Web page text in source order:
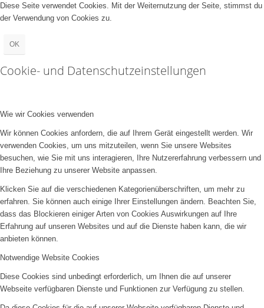
Diese Seite verwendet Cookies. Mit der Weiternutzung der Seite, stimmst du
der Verwendung von Cookies zu.
OK
Cookie- und Datenschutzeinstellungen
Wie wir Cookies verwenden
Wir können Cookies anfordern, die auf Ihrem Gerät eingestellt werden. Wir
verwenden Cookies, um uns mitzuteilen, wenn Sie unsere Websites
besuchen, wie Sie mit uns interagieren, Ihre Nutzererfahrung verbessern und
Ihre Beziehung zu unserer Website anpassen.
Klicken Sie auf die verschiedenen Kategorienüberschriften, um mehr zu
erfahren. Sie können auch einige Ihrer Einstellungen ändern. Beachten Sie,
dass das Blockieren einiger Arten von Cookies Auswirkungen auf Ihre
Erfahrung auf unseren Websites und auf die Dienste haben kann, die wir
anbieten können.
Notwendige Website Cookies
Diese Cookies sind unbedingt erforderlich, um Ihnen die auf unserer
Webseite verfügbaren Dienste und Funktionen zur Verfügung zu stellen.